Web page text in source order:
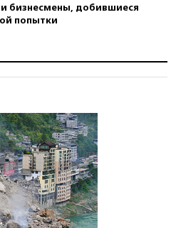
бизнесмены, добившиеся
попытки